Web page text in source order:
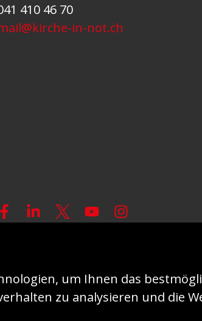
410 46 70
in-not.ch
2026 - KIRCHE IN NOT (ACN)
um Ihnen das
zu analysieren und die